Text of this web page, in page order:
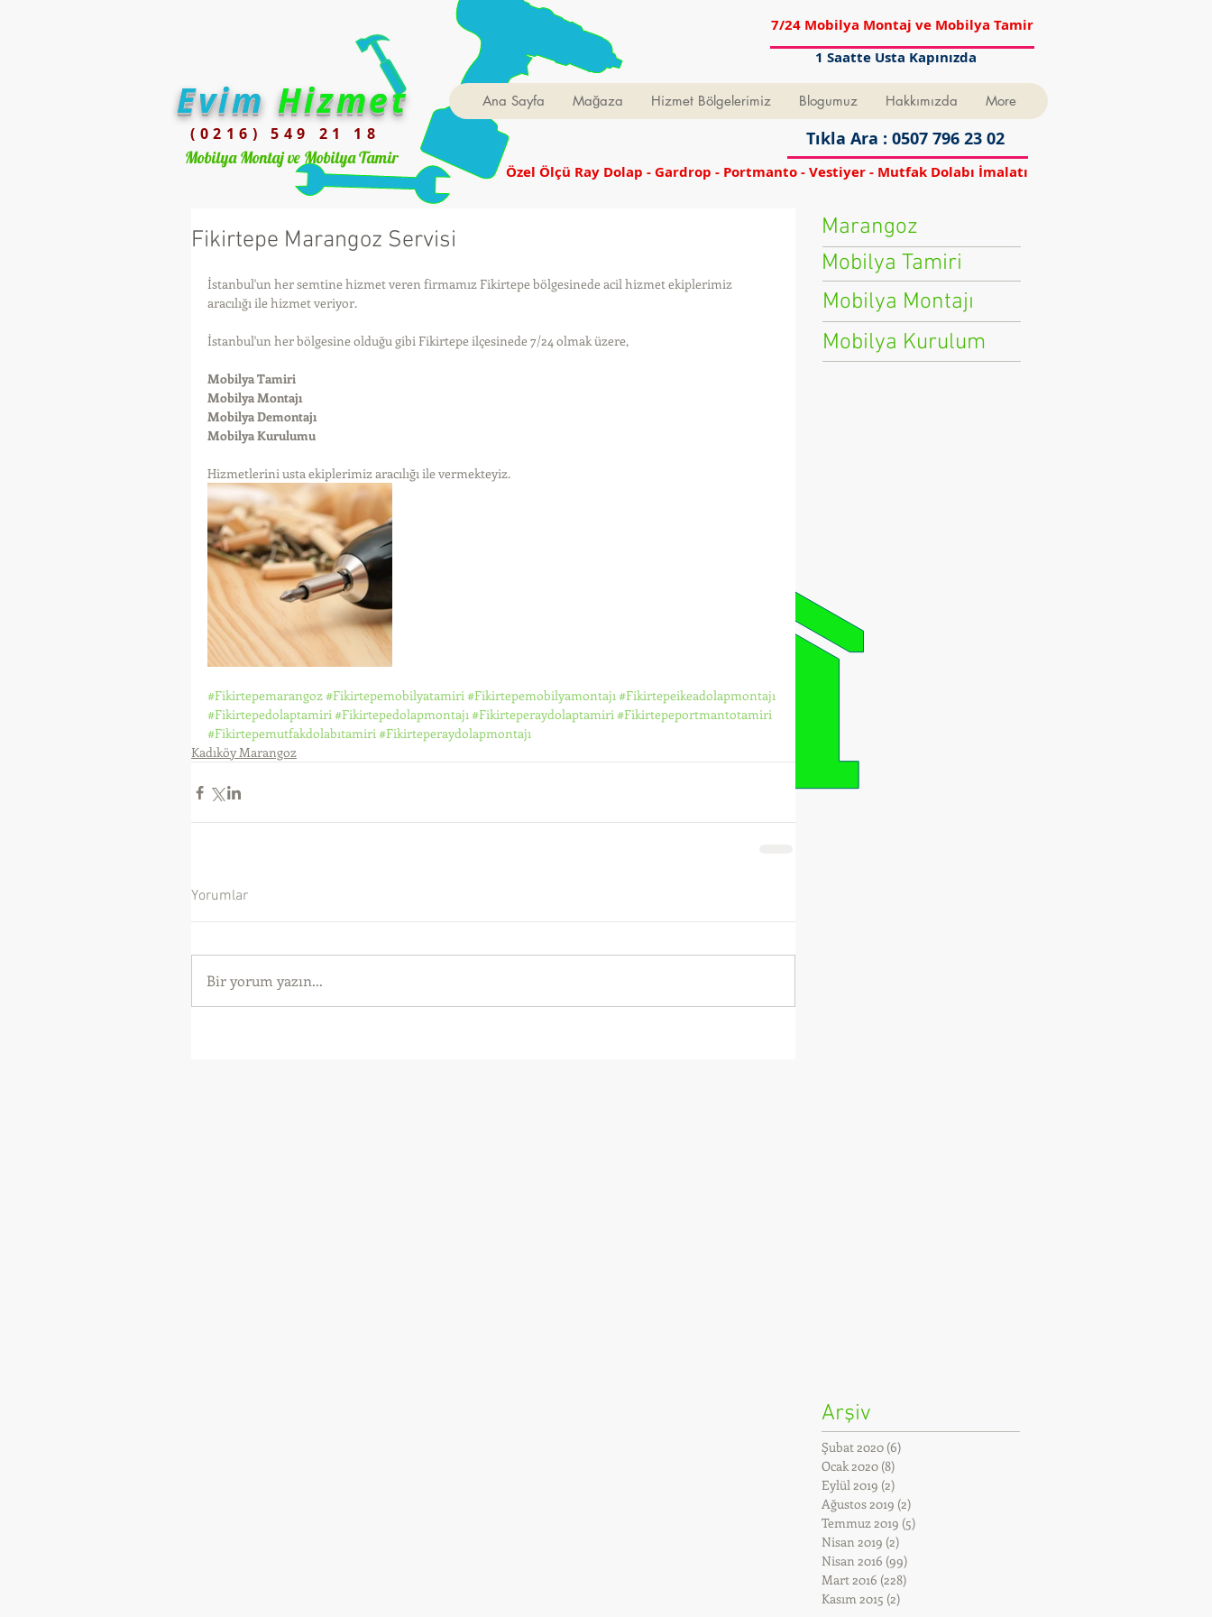
EvimHizmet
(0216) 549 21 18
Mobilya Montaj ve Mobilya Tamir
7/24 Mobilya Montaj ve Mobilya Tamir
1 Saatte Usta Kapınızda
Ana Sayfa Mağaza Hizmet Bölgelerimiz Blogumuz Hakkımızda More
Tıkla Ara : 0507 796 23 02
Özel Ölçü Ray Dolap - Gardrop - Portmanto - Vestiyer - Mutfak Dolabı İmalatı
Fikirtepe Marangoz Servisi
İstanbul'un her semtine hizmet veren firmamız Fikirtepe bölgesinede acil hizmet ekiplerimiz
aracılığı ile hizmet veriyor.
İstanbul'un her bölgesine olduğu gibi Fikirtepe ilçesinede 7/24 olmak üzere,
Mobilya Tamiri
Mobilya Montajı
Mobilya Demontajı
Mobilya Kurulumu
Hizmetlerini usta ekiplerimiz aracılığı ile vermekteyiz.
#Fikirtepemarangoz#Fikirtepemobilyatamiri#Fikirtepemobilyamontajı#Fikirtepeikeadolapmontajı
#Fikirtepedolaptamiri#Fikirtepedolapmontajı#Fikirteperaydolaptamiri#Fikirtepeportmantotamiri
#Fikirtepemutfakdolabıtamiri#Fikirteperaydolapmontajı
Kadıköy Marangoz
Yorumlar
Bir yorum yazın...
Marangoz
Mobilya Tamiri
Mobilya Montajı
Mobilya Kurulum
Arşiv
Şubat 2020 (6)
Ocak 2020 (8)
Eylül 2019 (2)
Ağustos 2019 (2)
Temmuz 2019 (5)
Nisan 2019 (2)
Nisan 2016 (99)
Mart 2016 (228)
Kasım 2015 (2)